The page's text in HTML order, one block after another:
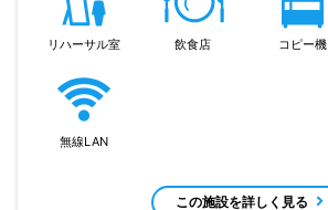
リハーサル室 飲食店 コピー機
無線LAN
この施設を詳しく見る